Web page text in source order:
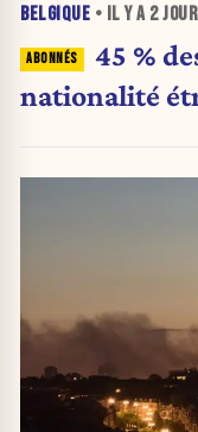
BELGIQUE • IL Y A 2
45 %
nationalité